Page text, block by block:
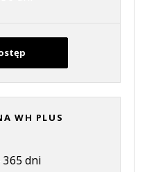
WH PLUS
365 dni